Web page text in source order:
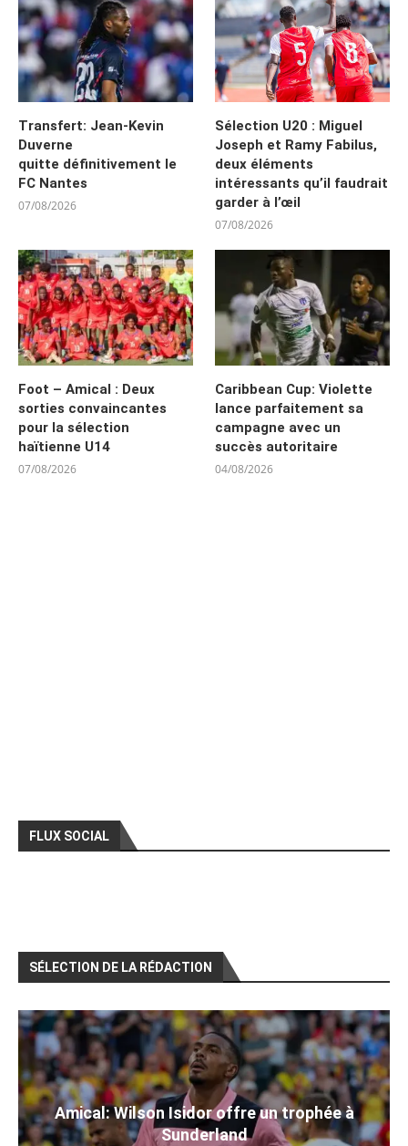
Transfert: Jean-Kevin
Duverne
quitte définitivement le
FC Nantes
07/08/2026
Sélection U20 : Miguel
Joseph et Ramy Fabilus,
deux éléments
intéressants qu’il faudrait
garder à l’œil
07/08/2026
Foot – Amical : Deux
sorties convaincantes
pour la sélection
haïtienne U14
07/08/2026
Caribbean Cup: Violette
lance parfaitement sa
campagne avec un
succès autoritaire
04/08/2026
FLUX SOCIAL
SÉLECTION DE LA RÉDACTION
Amical: Wilson Isidor offre un trophée à
Sunderland